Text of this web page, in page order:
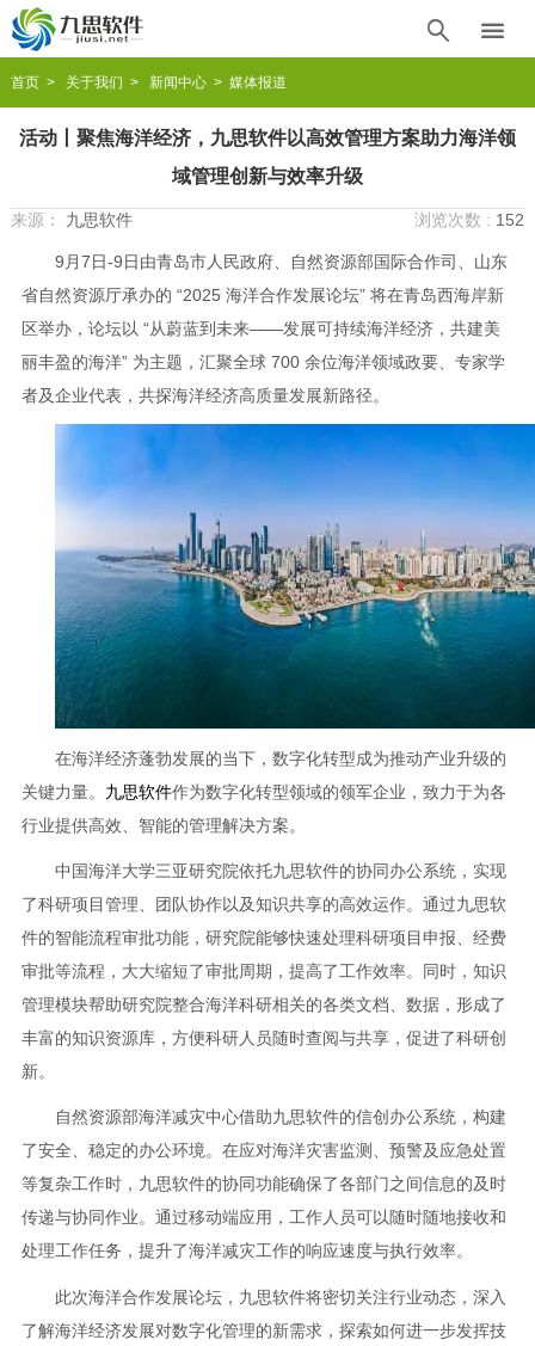
 
首页> 关于我们 > 新闻中心> 媒体报道
活动丨聚焦海洋经济，九思软件以高效管理方案助力海洋领
域管理创新与效率升级
来源： 九思软件 浏览次数 : 152
9 月7日-9日由青岛市人民政府、自然资源部国际合作司、山东
省自然资源厅承办的 “2025 海洋合作发展论坛” 将在青岛西海岸新
区举办，论坛以 “从蔚蓝到未来——发展可持续海洋经济，共建美
丽丰盈的海洋” 为主题，汇聚全球700 余位海洋领域政要、专家学
者及企业代表，共探海洋经济高质量发展新路径。
在海洋经济蓬勃发展的当下，数字化转型成为推动产业升级的
关键力量。 九思软件作为数字化转型领域的领军企业，致力于为各
行业提供高效、智能的管理解决方案。
中国海洋大学三亚研究院依托九思软件的协同办公系统，实现
了科研项目管理、团队协作以及知识共享的高效运作。通过九思软
件的智能流程审批功能，研究院能够快速处理科研项目申报、经费
审批等流程，大大缩短了审批周期，提高了工作效率。同时，知识
管理模块帮助研究院整合海洋科研相关的各类文档、数据，形成了
丰富的知识资源库，方便科研人员随时查阅与共享，促进了科研创
新。
自然资源部海洋减灾中心借助九思软件的信创办公系统，构建
了安全、稳定的办公环境。在应对海洋灾害监测、预警及应急处置
等复杂工作时，九思软件的协同功能确保了各部门之间信息的及时
传递与协同作业。通过移动端应用，工作人员可以随时随地接收和
处理工作任务，提升了海洋减灾工作的响应速度与执行效率。
此次海洋合作发展论坛，九思软件将密切关注行业动态，深入
了解海洋经济发展对数字化管理的新需求，探索如何进一步发挥技